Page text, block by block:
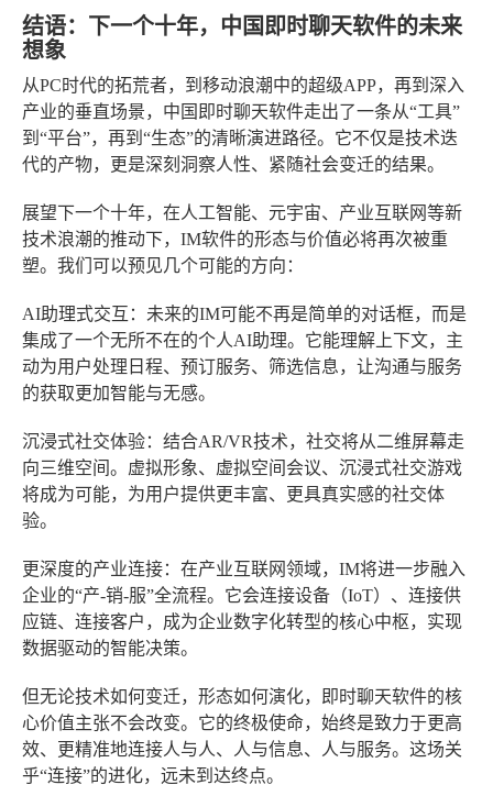
结语：下一个十年，中国即时聊天软件的未来
想象
从PC时代的拓荒者，到移动浪潮中的超级APP，再到深入
产业的垂直场景，中国即时聊天软件走出了一条从“工具”
到“平台”，再到“生态”的清晰演进路径。它不仅是技术迭
代的产物，更是深刻洞察人性、紧随社会变迁的结果。
展望下一个十年，在人工智能、元宇宙、产业互联网等新
技术浪潮的推动下，IM软件的形态与价值必将再次被重
塑。我们可以预见几个可能的方向：
AI助理式交互 ：未来的IM可能不再是简单的对话框，而是
集成了一个无所不在的个人AI助理。它能理解上下文，主
动为用户处理日程、预订服务、筛选信息，让沟通与服务
的获取更加智能与无感。
沉浸式社交体验：结合AR/VR技术，社交将从二维屏幕走
向三维空间。虚拟形象、虚拟空间会议、沉浸式社交游戏
将成为可能，为用户提供更丰富、更具真实感的社交体
验。
更深度的产业连接：在产业互联网领域，IM将进一步融入
企业的“产-销-服”全流程。它会连接设备（IoT）、连接供
应链、连接客户，成为企业数字化转型的核心中枢，实现
数据驱动的智能决策。
但无论技术如何变迁，形态如何演化，即时聊天软件的核
心价值主张不会改变。它的终极使命，始终是致力于更高
效、更精准地连接人与人、人与信息、人与服务。这场关
乎“连接”的进化，远未到达终点。